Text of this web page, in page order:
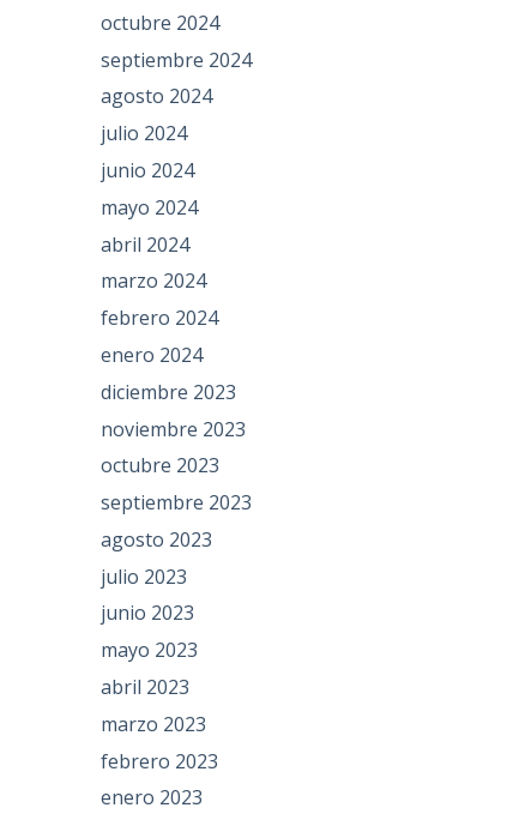
octubre 2024
septiembre 2024
agosto 2024
julio 2024
junio 2024
mayo 2024
abril 2024
marzo 2024
febrero 2024
enero 2024
diciembre 2023
noviembre 2023
octubre 2023
septiembre 2023
agosto 2023
julio 2023
junio 2023
mayo 2023
abril 2023
marzo 2023
febrero 2023
enero 2023